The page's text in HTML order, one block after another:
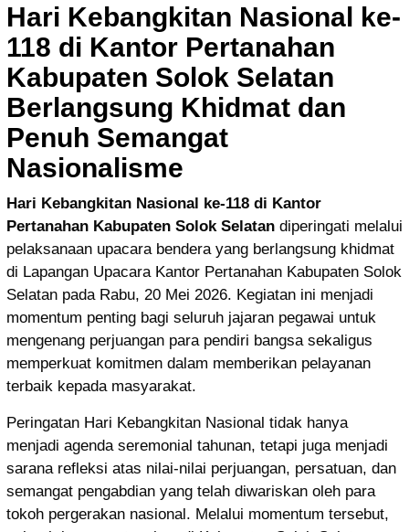
Hari Kebangkitan Nasional ke-
118 di Kantor Pertanahan
Kabupaten Solok Selatan
Berlangsung Khidmat dan
Penuh Semangat
Nasionalisme
Hari Kebangkitan Nasional ke-118 di Kantor
Pertanahan Kabupaten Solok Selatan diperingati melalui
pelaksanaan upacara bendera yang berlangsung khidmat
di Lapangan Upacara Kantor Pertanahan Kabupaten Solok
Selatan pada Rabu, 20 Mei 2026. Kegiatan ini menjadi
momentum penting bagi seluruh jajaran pegawai untuk
mengenang perjuangan para pendiri bangsa sekaligus
memperkuat komitmen dalam memberikan pelayanan
terbaik kepada masyarakat.
Peringatan Hari Kebangkitan Nasional tidak hanya
menjadi agenda seremonial tahunan, tetapi juga menjadi
sarana refleksi atas nilai-nilai perjuangan, persatuan, dan
semangat pengabdian yang telah diwariskan oleh para
tokoh pergerakan nasional. Melalui momentum tersebut,